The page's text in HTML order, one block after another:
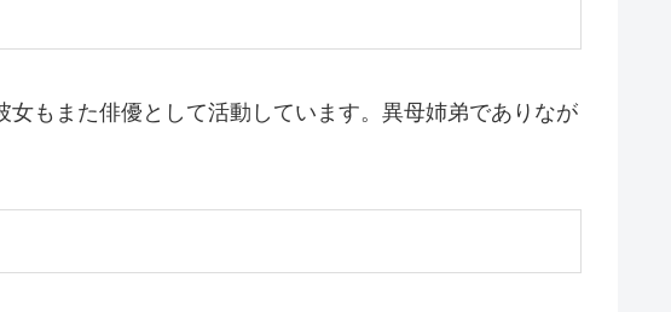
もまた俳優として活動しています。異母姉弟でありなが